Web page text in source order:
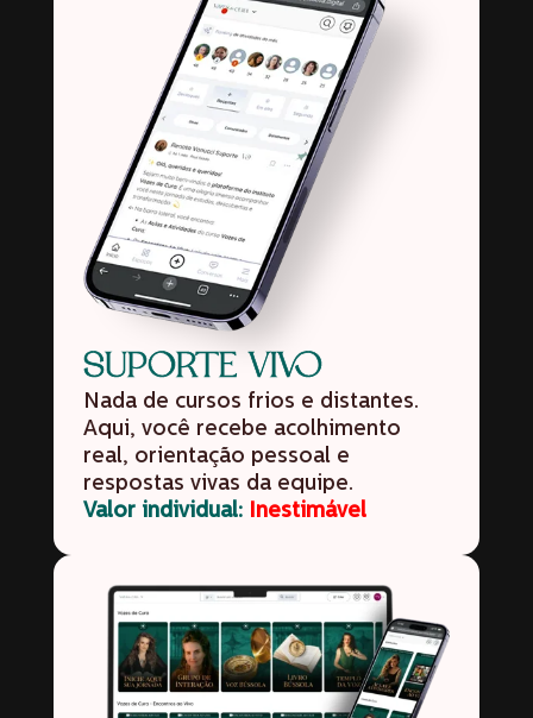
SUPORTE VIVO
Nada de cursos frios e distantes.
Aqui, você recebe acolhimento
real, orientação pessoal e
respostas vivas da equipe.
Valor individual:
Inestimável